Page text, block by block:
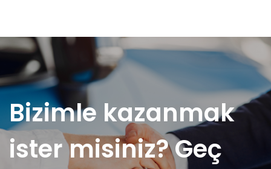
Bizimle kazanmak
ister misiniz? Geç